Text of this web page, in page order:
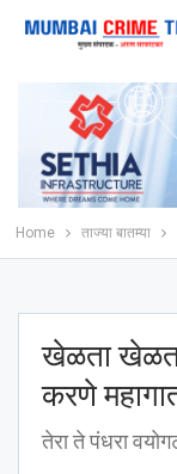
Home ताज्या बातम्या
खेळता
करणे
तेरा ते पंधरा